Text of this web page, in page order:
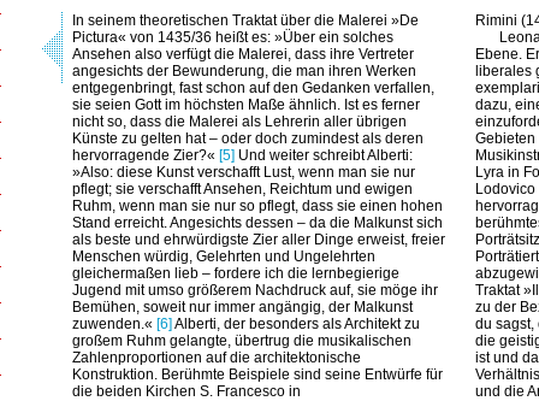
In seinem theoretischen Traktat über die Malerei »De
Pictura« von 1435/36 heißt es: »Über ein solches
Ansehen also verfügt die Malerei, dass ihre Vertreter
angesichts der Bewunderung, die man ihren Werken
entgegenbringt, fast schon auf den Gedanken verfallen,
sie seien Gott im höchsten Maße ähnlich. Ist es ferner
nicht so, dass die Malerei als Lehrerin aller übrigen
Künste zu gelten hat – oder doch zumindest als deren
hervorragende Zier?« [5] Und weiter schreibt Alberti:
»Also: diese Kunst verschafft Lust, wenn man sie nur
pflegt; sie verschafft Ansehen, Reichtum und ewigen
Ruhm, wenn man sie nur so pflegt, dass sie einen hohen
Stand erreicht. Angesichts dessen – da die Malkunst sich
als beste und ehrwürdigste Zier aller Dinge erweist, freier
Menschen würdig, Gelehrten und Ungelehrten
gleichermaßen lieb – fordere ich die lernbegierige
Jugend mit umso größerem Nachdruck auf, sie möge ihr
Bemühen, soweit nur immer angängig, der Malkunst
zuwenden.« [6] Alberti, der besonders als Architekt zu
großem Ruhm gelangte, übertrug die musikalischen
Zahlenproportionen auf die architektonische
Konstruktion. Berühmte Beispiele sind seine Entwürfe für
die beiden Kirchen S. Francesco in
Rimini
Ebene.
liberales
dazu,
Gebieten
Lyra in
Traktat
zu der
du sagst,
die
ist und
und die